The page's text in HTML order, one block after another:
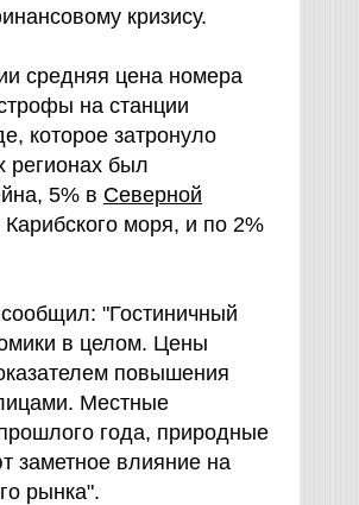
кризису.
средняя цена номера
на станции
которое затронуло
регионах был
5% в Северной
моря, и по 2%
"Гостиничный
в целом. Цены
повышения
Местные
года, природные
заметное влияние на
рынка".